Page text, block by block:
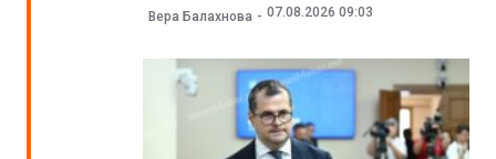
Вера Балахнова 07.08.2026 09:03